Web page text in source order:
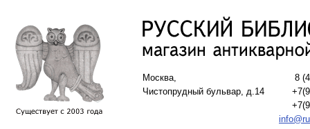
Москва,
Чистопрудный бульвар, д.14
8